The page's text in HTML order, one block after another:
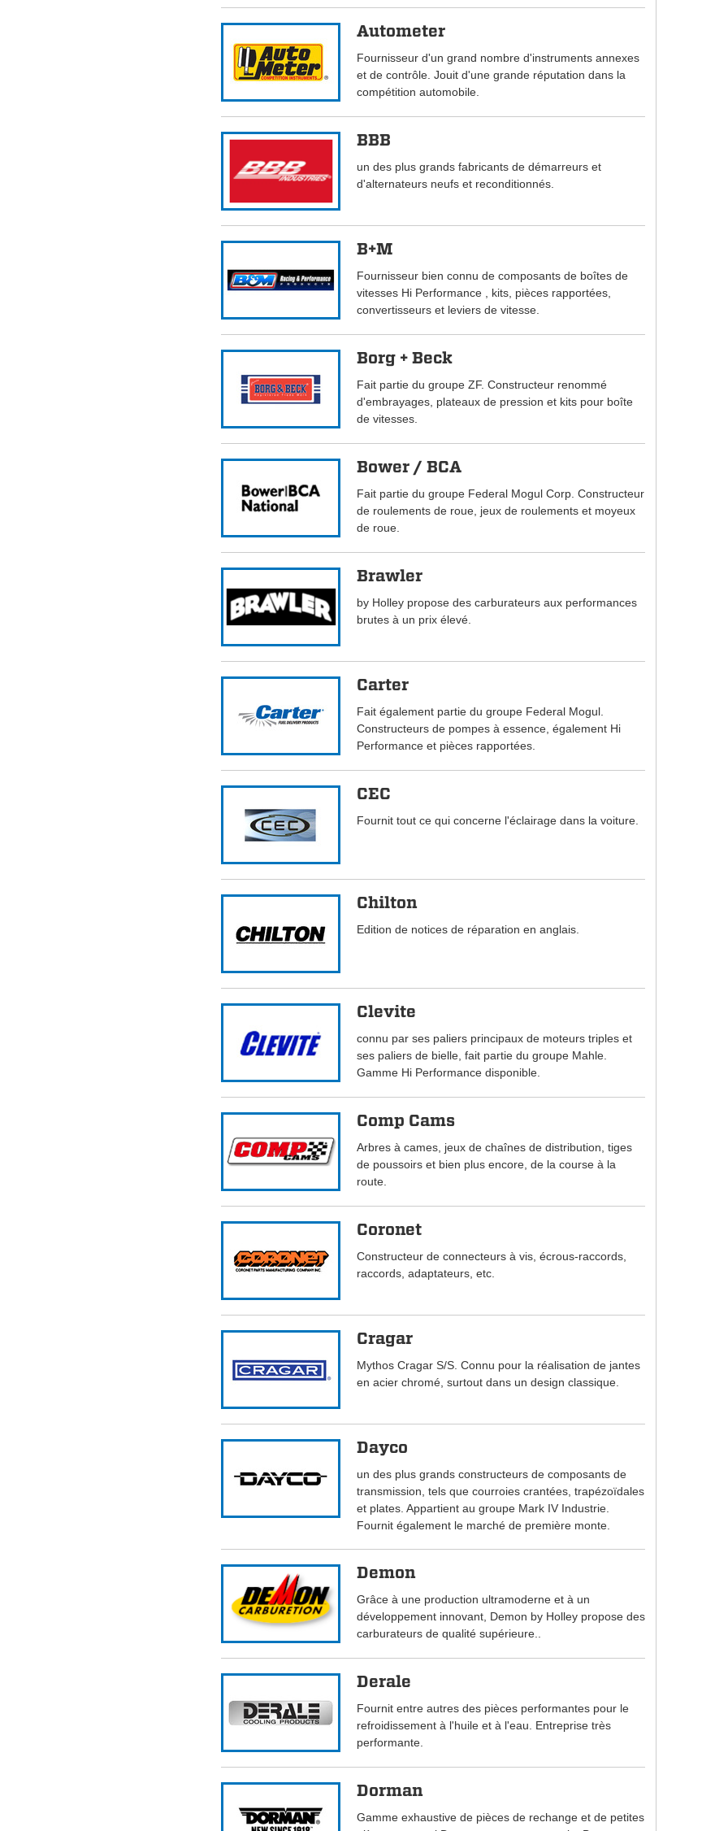
Autometer
Fournisseur d'un grand nombre d'instruments annexes
et de contrôle. Jouit d'une grande réputation dans la
compétition automobile.
BBB
un des plus grands fabricants de démarreurs et
d'alternateurs neufs et reconditionnés.
B+M
Fournisseur bien connu de composants de boîtes de
vitesses Hi Performance , kits, pièces rapportées,
convertisseurs et leviers de vitesse.
Borg + Beck
Fait partie du groupe ZF. Constructeur renommé
d'embrayages, plateaux de pression et kits pour boîte
de vitesses.
Bower / BCA
Fait partie du groupe Federal Mogul Corp. Constructeur
de roulements de roue, jeux de roulements et moyeux
de roue.
Brawler
by Holley propose des carburateurs aux performances
brutes à un prix élevé.
Carter
Fait également partie du groupe Federal Mogul.
Constructeurs de pompes à essence, également Hi
Performance et pièces rapportées.
CEC
Fournit tout ce qui concerne l'éclairage dans la voiture.
Chilton
Edition de notices de réparation en anglais.
Clevite
connu par ses paliers principaux de moteurs triples et
ses paliers de bielle, fait partie du groupe Mahle.
Gamme Hi Performance disponible.
Comp Cams
Arbres à cames, jeux de chaînes de distribution, tiges
de poussoirs et bien plus encore, de la course à la
route.
Coronet
Constructeur de connecteurs à vis, écrous-raccords,
raccords, adaptateurs, etc.
Cragar
Mythos Cragar S/S. Connu pour la réalisation de jantes
en acier chromé, surtout dans un design classique.
Dayco
un des plus grands constructeurs de composants de
transmission, tels que courroies crantées, trapézoïdales
et plates. Appartient au groupe Mark IV Industrie.
Fournit également le marché de première monte.
Demon
Grâce à une production ultramoderne et à un
développement innovant, Demon by Holley propose des
carburateurs de qualité supérieure..
Derale
Fournit entre autres des pièces performantes pour le
refroidissement à l'huile et à l'eau. Entreprise très
performante.
Dorman
Gamme exhaustive de pièces de rechange et de petites